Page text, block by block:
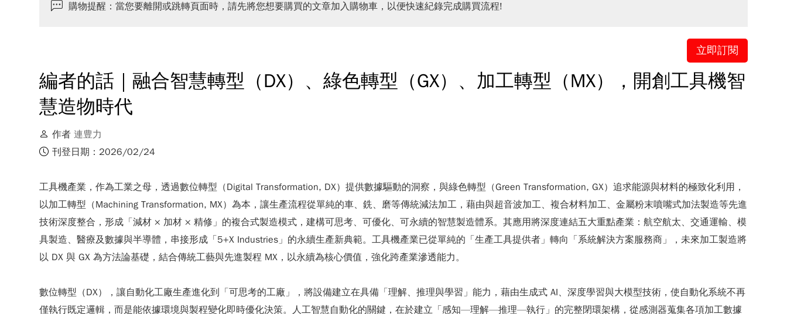
購物提醒：當您要離開或跳轉頁面時，請先將您想要購買的文章加入購物車，以便快速紀錄完成購買流程!
立即訂閱
編者的話｜融合智慧轉型（DX）、綠色轉型（GX）、加工轉型（MX），開創工具機智
慧造物時代
作者連豊力
刊登日期：2026/02/24
工具機產業，作為工業之母，透過數位轉型（Digital Transformation, DX）提供數據驅動的洞察，與綠色轉型（Green Transformation, GX）追求能源與材料的極致化利用，
以加工轉型（Machining Transformation, MX）為本，讓生產流程從單純的車、銑、磨等傳統減法加工，藉由與超音波加工、複合材料加工、金屬粉末噴嘴式加法製造等先進
技術深度整合，形成「減材 × 加材 × 精修」的複合式製造模式，建構可思考、可優化、可永續的智慧製造體系。其應用將深度連結五大重點產業：航空航太、交通運輸、模
具製造、醫療及數據與半導體，串接形成「5+X Industries」的永續生產新典範。工具機產業已從單純的「生產工具提供者」轉向「系統解決方案服務商」，未來加工製造將
以 DX 與 GX 為方法論基礎，結合傳統工藝與先進製程 MX，以永續為核心價值，強化跨產業滲透能力。
數位轉型（DX），讓自動化工廠生產進化到「可思考的工廠」，將設備建立在具備「理解、推理與學習」能力，藉由生成式 AI、深度學習與大模型技術，使自動化系統不再
僅執行既定邏輯，而是能依據環境與製程變化即時優化決策。人工智慧自動化的關鍵，在於建立「感知—理解—推理—執行」的完整閉環架構，從感測器蒐集各項加工數據